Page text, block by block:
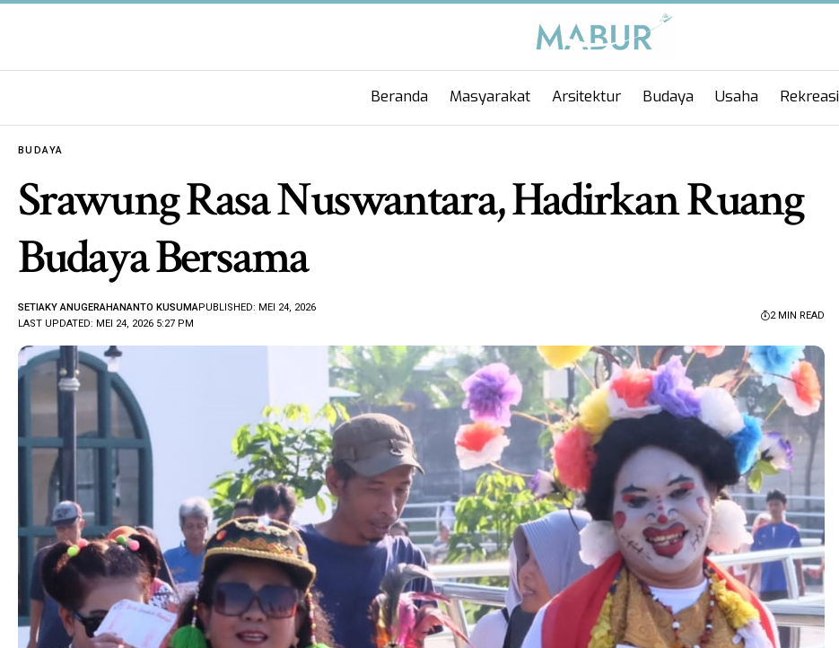
Beranda Masyarakat Arsitektur Budaya Usaha Rekreasi
BUDAYA
Srawung Rasa Nuswantara, Hadirkan Ruang
Budaya Bersama
LAST UPDATED: MEI 24, 2026 5:27 PM
SETIAKY ANUGERAHANANTO KUSUMAPUBLISHED: MEI 24, 2026
2 MIN READ